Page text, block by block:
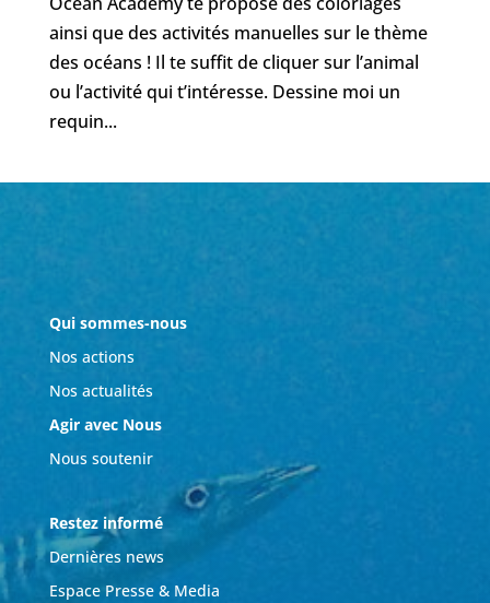
ainsi que des activités manuelles sur le thème
des océans ! Il te suffit de cliquer sur l’animal
ou l’activité qui t’intéresse. Dessine moi un
requin...
Qui sommes-nous
Nos actions
Nos actualités
Agir avec Nous
Nous soutenir
Restez informé
Dernières news
Espace Presse & Media